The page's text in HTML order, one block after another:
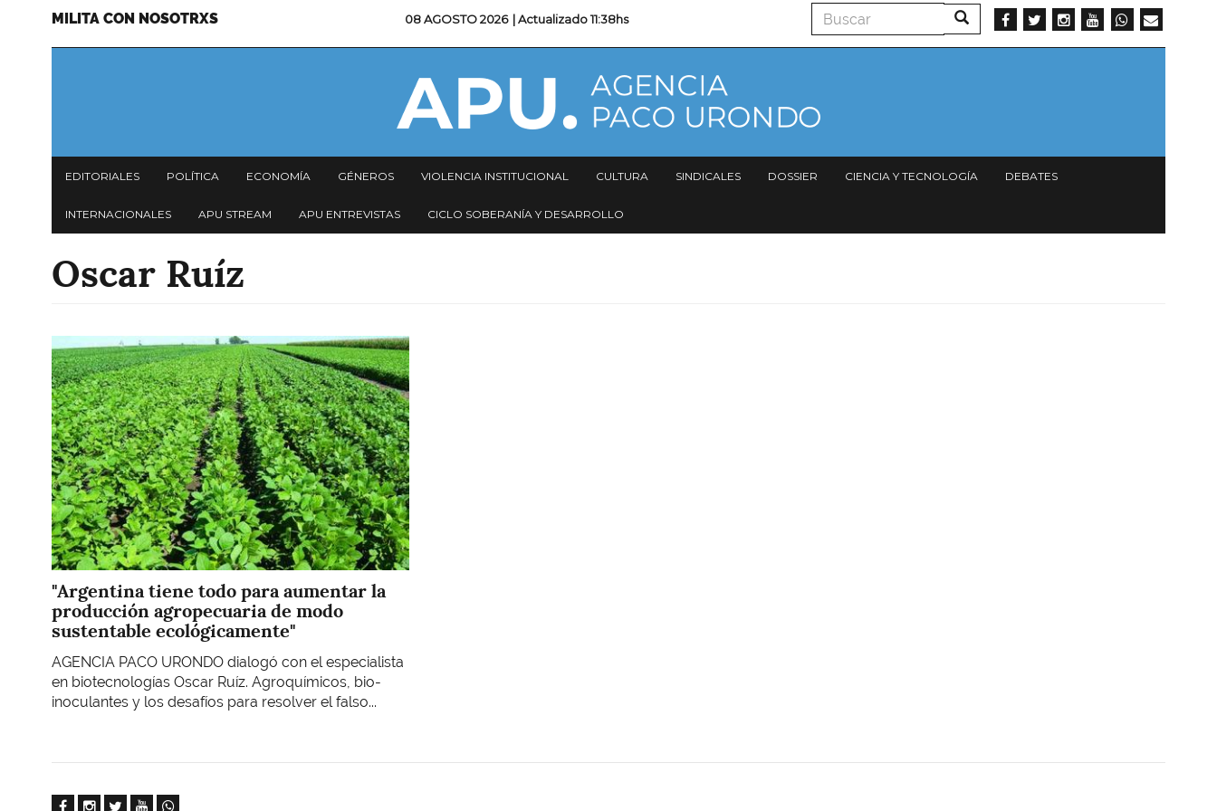
Menu
MILITA CON NOSOTRXS 08 AGOSTO 2026 | Actualizado11:38hs Buscar Buscar
Navegación
principal
EDITORIALES POLÍTICA ECONOMÍA GÉNEROS VIOLENCIA INSTITUCIONAL CULTURA SINDICALES DOSSIER CIENCIA Y TECNOLOGÍA DEBATES
INTERNACIONALES APU STREAM APU ENTREVISTAS CICLO SOBERANÍA Y DESARROLLO
Oscar Ruíz
Imagen
"Argentina tiene todo para aumentar la
producción agropecuaria de modo
sustentable ecológicamente"
AGENCIA PACO URONDO dialogó con el especialista
en biotecnologías Oscar Ruíz. Agroquímicos, bio-
inoculantes y los desafíos para resolver el falso...